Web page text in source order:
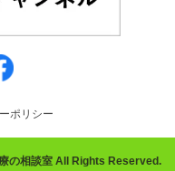
ポリシー
の相談室 All Rights Reserved.